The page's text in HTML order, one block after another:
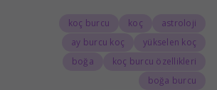
astroloji
koç
koç burcu
yükselen koç
ay burcu koç
koç burcu özellikleri
boğa
boğa burcu